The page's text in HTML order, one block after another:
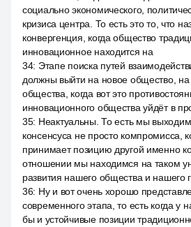
социально экономического,
кризиса центра. То есть это то, что
конвергенция, когда общество
инновационное находится на
34: Этапе поиска путей
должны выйти на новое общество, на
общества, когда вот это
инновационного общества уйдёт в
35: Неактуальны. То есть мы
консенсуса не просто компромисса,
принимает позицию другой именно
отношении мы находимся на таком
развития нашего общества и нашего
36: Ну и вот очень хорошо
современного этапа, то есть когда у
бы и устойчивые позиции